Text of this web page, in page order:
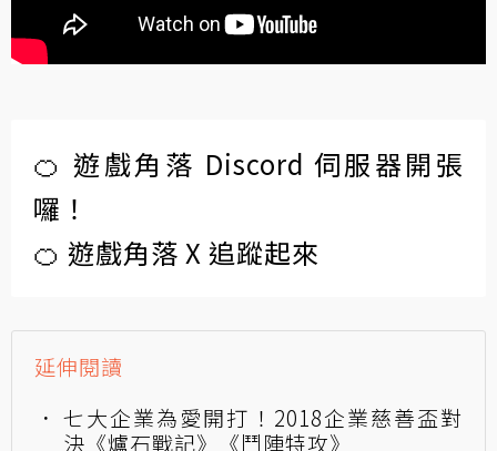
🍊 遊戲角落 Discord 伺服器開張
囉！
🍊 遊戲角落 X 追蹤起來
延伸閱讀
七大企業為愛開打！2018企業慈善盃對
決《爐石戰記》《鬥陣特攻》